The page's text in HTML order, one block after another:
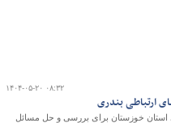
۱۴۰۴-۰۵-۲۰ ۰۸:۳۲
ارتباطی بندری
استان خوزستان برای بررسی و حل مسائل